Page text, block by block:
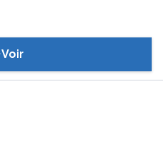
Voir